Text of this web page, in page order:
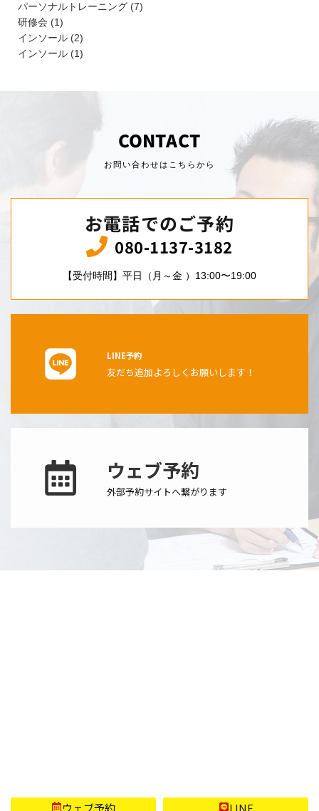
パーソナルトレーニング (7)
研修会 (1)
インソール (2)
インソール (1)
CONTACT
お問い合わせはこちらから
お電話でのご予約
080-1137-3182
【受付時間】平日（月～金 ）13:00〜19:00
LINE予約
友だち追加よろしくお願いします！
ウェブ予約
外部予約サイトへ繋がります